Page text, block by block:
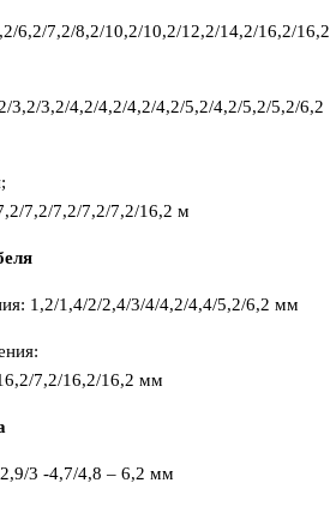
6,2/7,2/8,2/10,2/10,2/12,2/14,2/16,2/16,2
3,2/3,2/4,2/4,2/4,2/4,2/5,2/4,2/5,2/5,2/6,2
7,2/7,2/7,2/7,2/16,2 м
1,2/1,4/2/2,4/3/4/4,2/4,4/5,2/6,2 мм
7,2/16,2/16,2 мм
3 -4,7/4,8 – 6,2 мм